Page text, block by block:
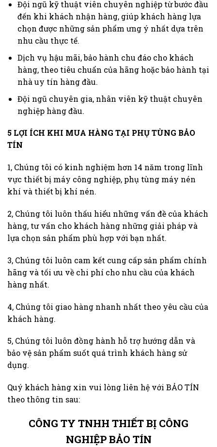
Đội ngũ kỹ thuật viên chuyên nghiệp từ bước đầu
đến khi khách nhận hàng, giúp khách hàng lựa
chọn được những sản phẩm ưng ý nhất dựa trên
nhu cầu thực tế.
Dịch vụ hậu mãi, bảo hành chu đáo cho khách
hàng, theo tiêu chuẩn của hãng hoặc bảo hành tại
nhà uy tín hàng đầu.
Đội ngũ chuyên gia, nhân viên kỹ thuật chuyên
nghiệp hàng đầu.
5 LỢI ÍCH KHI MUA HÀNG TẠI PHỤ TÙNG BẢO
TÍN
1, Chúng tôi có kinh nghiệm hơn 14 năm trong lĩnh
vực thiết bị máy công nghiệp, phụ tùng máy nén
khí và thiết bị khí nén.
2, Chúng tôi luôn thấu hiểu những vấn đề của khách
hàng, tư vấn cho khách hàng những giải pháp và
lựa chọn sản phẩm phù hợp với bạn nhất.
3, Chúng tôi luôn cam kết cung cấp sản phẩm chính
hãng và tối ưu về chi phí cho nhu cầu của khách
hàng nhất.
4, Chúng tôi giao hàng nhanh nhất theo yêu cầu của
khách hàng.
5, Chúng tôi luôn đồng hành hỗ trợ hướng dẫn và
bảo vệ sản phẩm suốt quá trình khách hàng sử
dụng.
Quý khách hàng xin vui lòng liên hệ với BẢO TÍN
theo thông tin sau:
CÔNG TY TNHH THIẾT BỊ CÔNG
NGHIỆP BẢO TÍN